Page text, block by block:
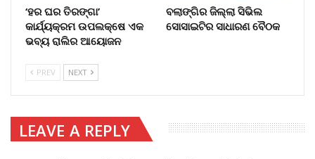
‘ହର ଘର ତିରଙ୍ଗା’
କାର୍ଯ୍ୟକ୍ରମ ଉପଲକ୍ଷେ ଏକ
ଭବ୍ୟ ରାଲିର ଆୟୋଜନ
ବଲାଙ୍ଗିର ଜିଲ୍ଲା ସିଭିଲ
ସୋସାଇଟିର ସାଧାରଣ ବୈଠକ
PREV NEXT
LEAVE A REPLY